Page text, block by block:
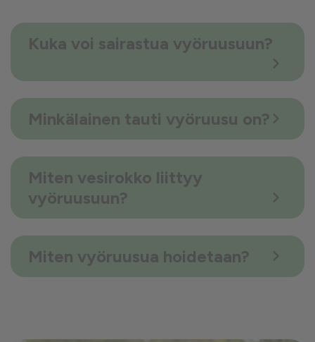
Kuka voi sairastua vyöruusuun?
Minkälainen tauti vyöruusu on?
Miten vesirokko liittyy
vyöruusuun?
Miten vyöruusua hoidetaan?